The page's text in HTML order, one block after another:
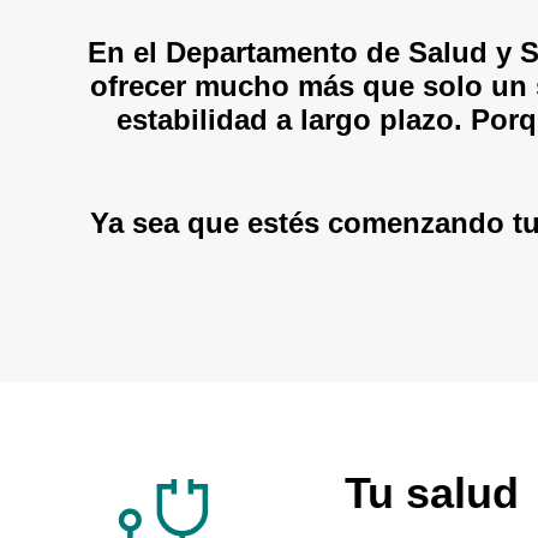
En el Departamento de Salud y
ofrecer mucho más que solo
estabilidad a largo plazo.
Ya sea que estés comenzando
Tu salud